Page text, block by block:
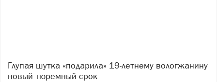
Глупая шутка «подарила» 19-летнему вологжанину
новый тюремный срок